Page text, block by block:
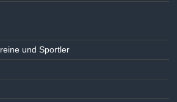
und Sportler